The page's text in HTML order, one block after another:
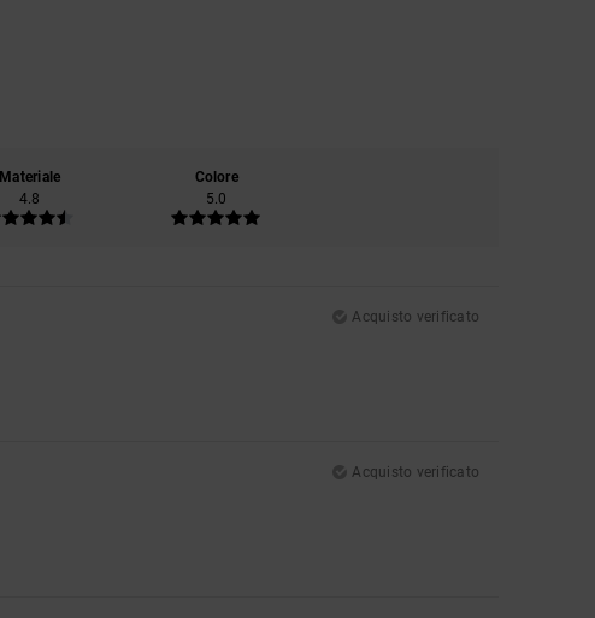
Materiale
4.8
Colore
5.0
Acquisto verificato
Acquisto verificato